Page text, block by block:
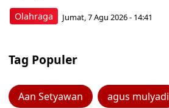
Olahraga Jumat, 7 Agu 2026 - 14:41
Tag Populer
Aan Setyawan agus mulyadi